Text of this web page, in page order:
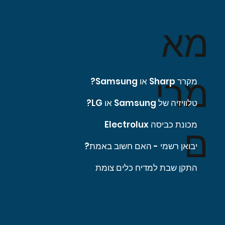
מא
מרי
ם
מקרר Sharp או Samsung?
טלוויזיה של Samsung או LG?
מכונת כביסה Electrolux
יבואן רשמי - האם חשוב באמת?
התקן שבת למדיח כלים צומת